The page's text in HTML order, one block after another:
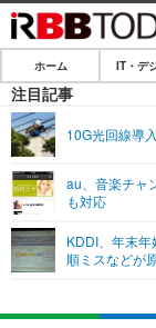
ホーム
IT・デジタル
ショッピン
SPEED TEST
エンタメ
ライフ
ライフ
リリース一覧
ホーム IT・デ
注目記事
10G光回線導
au、音楽チャ
も対応
KDDI、年末
順ミスなどが